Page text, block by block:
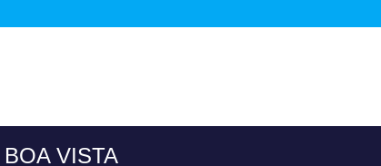
VISTA